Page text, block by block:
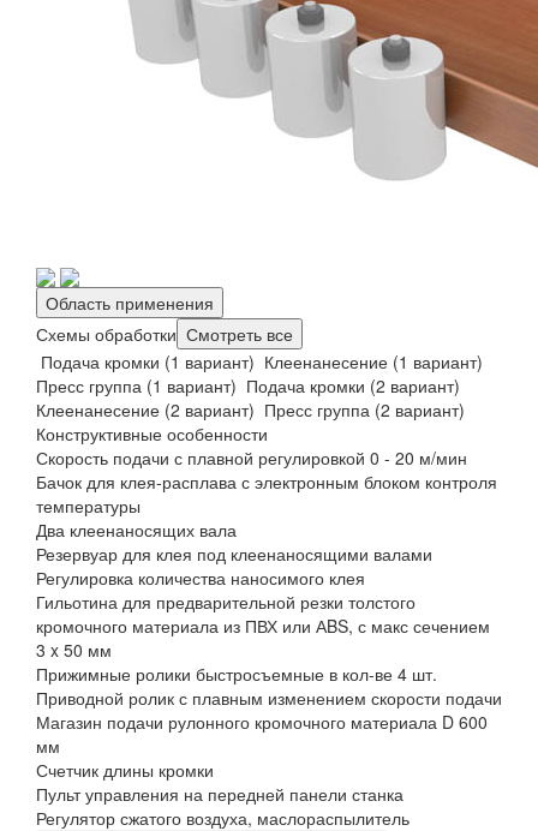
Область применения
Схемы обработки Смотреть все
Подача кромки (1 вариант) Клеенанесение (1 вариант)
Пресс группа (1 вариант) Подача кромки (2 вариант)
Клеенанесение (2 вариант) Пресс группа (2 вариант)
Конструктивные особенности
Скорость подачи с плавной регулировкой 0 - 20 м/мин
Бачок для клея-расплава с электронным блоком контроля
температуры
Два клеенаносящих вала
Резервуар для клея под клеенаносящими валами
Регулировка количества наносимого клея
Гильотина для предварительной резки толстого
кромочного материала из ПВХ или АBS, с макс сечением
3 x 50 мм
Прижимные ролики быстросъемные в кол-ве 4 шт.
Приводной ролик с плавным изменением скорости подачи
Магазин подачи рулонного кромочного материала D 600
мм
Счетчик длины кромки
Пульт управления на передней панели станка
Регулятор сжатого воздуха, маслораспылитель